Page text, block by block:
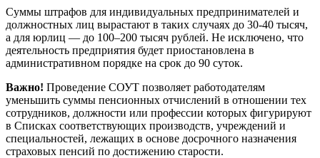
Суммы штрафов для индивидуальных предпринимателей и
должностных лиц вырастают в таких случаях до 30-40 тысяч,
а для юрлиц — до 100–200 тысяч рублей. Не исключено, что
деятельность предприятия будет приостановлена в
административном порядке на срок до 90 суток.
Важно! Проведение СОУТ позволяет работодателям
уменьшить суммы пенсионных отчислений в отношении тех
сотрудников, должности или профессии которых фигурируют
в Списках соответствующих производств, учреждений и
специальностей, лежащих в основе досрочного назначения
страховых пенсий по достижению старости.